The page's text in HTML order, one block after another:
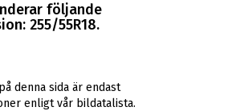
följande
255/55R18.
denna sida är endast
enligt vår bildatalista.